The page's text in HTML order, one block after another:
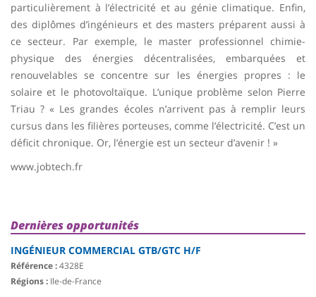
particulièrement à l’électricité et au génie climatique. Enfin,
des diplômes d’ingénieurs et des masters préparent aussi à
ce secteur. Par exemple, le master professionnel chimie-
physique des énergies décentralisées, embarquées et
renouvelables se concentre sur les énergies propres : le
solaire et le photovoltaïque. L’unique problème selon Pierre
Triau ? « Les grandes écoles n’arrivent pas à remplir leurs
cursus dans les filières porteuses, comme l’électricité. C’est un
déficit chronique. Or, l’énergie est un secteur d’avenir ! »
www.jobtech.fr
Dernières opportunités
INGÉNIEUR COMMERCIAL GTB/GTC H/F
Référence :4328E
Régions : Ile-de-France